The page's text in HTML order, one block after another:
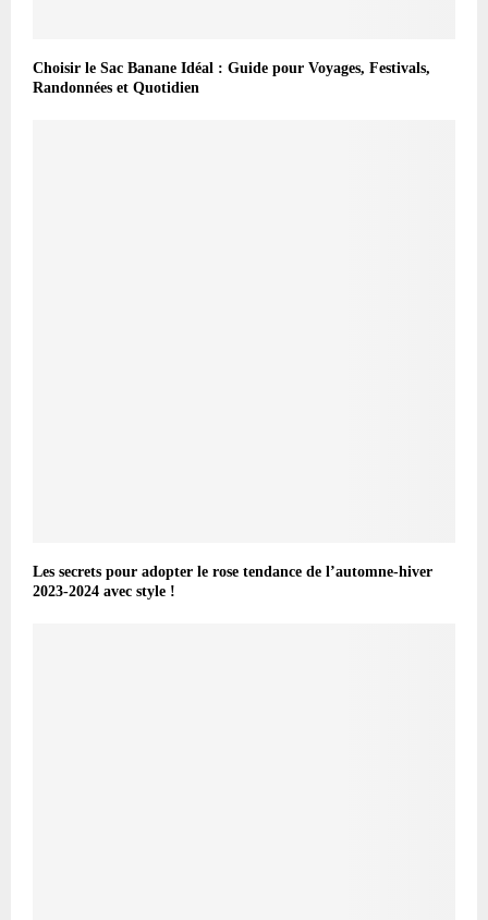
Choisir le Sac Banane Idéal : Guide pour Voyages, Festivals,
Randonnées et Quotidien
Les secrets pour adopter le rose tendance de l’automne-hiver
2023-2024 avec style !